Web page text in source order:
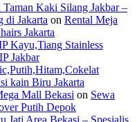
Kaki Silang Jakbar –
di Jakarta on Rental Meja
Jakarta
Kayu,Tiang Stainless
Jakbar
kain Biru Jakarta
Mall Bekasi on Sewa
Putih Depok
Jati Area Bekasi – Spesialis